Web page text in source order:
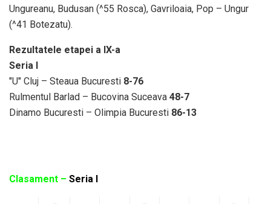
Ungureanu, Budusan (^55 Rosca), Gavriloaia, Pop – Ungur
(^41 Botezatu).
Rezultatele etapei a IX-a
Seria I
"U" Cluj – Steaua Bucuresti 8-76
Rulmentul Barlad – Bucovina Suceava 48-7
Dinamo Bucuresti – Olimpia Bucuresti 86-13
Clasament – Seria I